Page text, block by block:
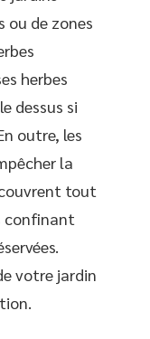
ou de zones
herbes
dessus si
outre, les
la
tout
confinant
votre jardin